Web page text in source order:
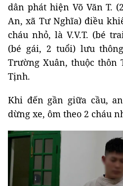
dân phát hiện Võ Văn T.
An, xã Tư Nghĩa) điều
cháu nhỏ, là V.V.T. (bé
(bé gái, 2 tuổi) lưu
Trường Xuân, thuộc thôn
Tịnh.
Khi đến gần giữa cầu,
dừng xe, ôm theo 2 cháu